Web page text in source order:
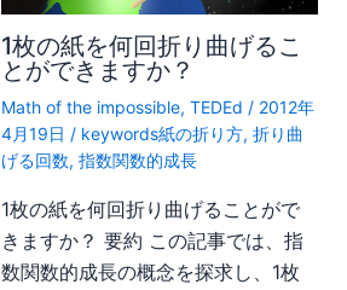
1枚の紙を何回折り曲げるこ
とができますか？
Math of the impossible,TEDEd / 2012年
4月19日 / keywords紙の折り方,折り曲
げる回数,指数関数的成長
1枚の紙を何回折り曲げることがで
きますか？ 要約 この記事では、指
数関数的成長の概念を探求し、1枚